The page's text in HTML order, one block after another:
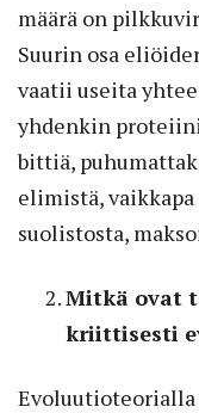
määrä on
Suurin osa
vaatii useita
yhdenkin
bittiä,
elimistä,
suolistosta,
Mitkä ovat
kriittisesti
Evoluutioteorialla